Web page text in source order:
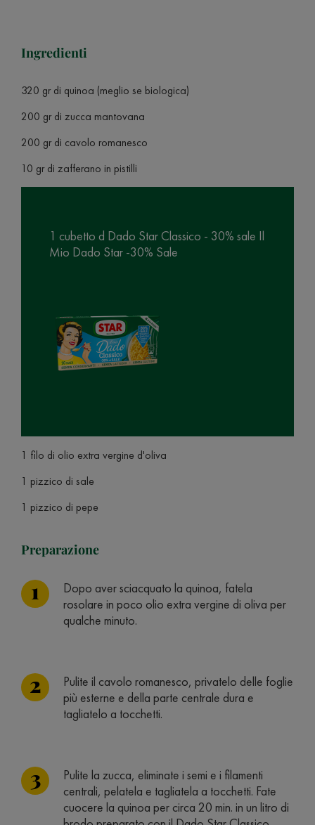
Ingredienti
320 gr di quinoa (meglio se biologica)
200 gr di zucca mantovana
200 gr di cavolo romanesco
10 gr di zafferano in pistilli
1 cubetto d Dado Star Classico - 30% sale Il
Mio Dado Star -30% Sale
1 filo di olio extra vergine d'oliva
1 pizzico di sale
1 pizzico di pepe
Preparazione
Dopo aver sciacquato la quinoa, fatela
rosolare in poco olio extra vergine di oliva per
qualche minuto.
Pulite il cavolo romanesco, privatelo delle foglie
più esterne e della parte centrale dura e
tagliatelo a tocchetti.
Pulite la zucca, eliminate i semi e i filamenti
centrali, pelatela e tagliatela a tocchetti. Fate
cuocere la quinoa per circa 20 min. in un litro di